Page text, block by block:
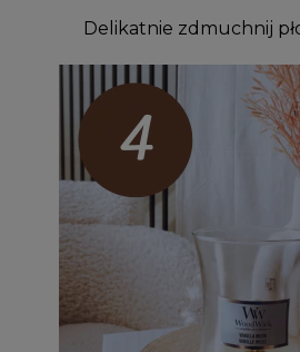
Delikatnie zdmuchnij